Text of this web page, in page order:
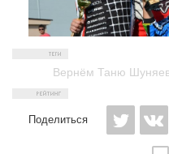
Вернём Таню
Поделиться